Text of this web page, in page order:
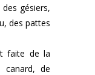
gésiers,
des pattes
faite de la
de